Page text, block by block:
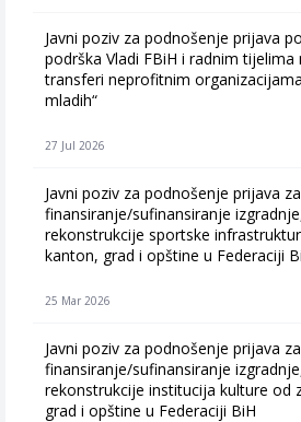
Javni poziv za podnošenje prijava
podrška Vladi FBiH i radnim tijelima
transferi neprofitnim
mladih“
27 Jul 2026
Javni poziv za podnošenje prijava za
finansiranje/sufinansiranje
rekonstrukcije sportske
kanton, grad i opštine u Federaciji
25 Mar 2026
Javni poziv za podnošenje prijava za
finansiranje/sufinansiranje
rekonstrukcije institucija kulture od
grad i opštine u Federaciji BiH